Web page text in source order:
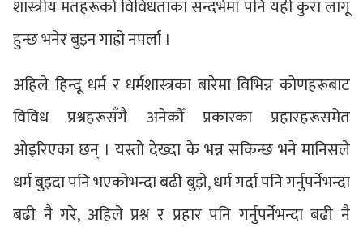
शास्त्रीय मतहरूको विविधताका सन्दर्भमा पनि यही कुरा लागू
हुन्छ भनेर बुझ्न गाह्रो नपर्ला ।
अहिले हिन्दू धर्म र धर्मशास्त्रका बारेमा विभिन्न कोणहरूबाट
विविध प्रश्नहरूसँगै अनेकौँ प्रकारका प्रहारहरूसमेत
ओइरिएका छन् । यस्तो देख्दा के भन्न सकिन्छ भने मानिसले
धर्म बुझ्दा पनि भएकोभन्दा बढी बुझे, धर्म गर्दा पनि गर्नुपर्नेभन्दा
बढी नै गरे, अहिले प्रश्न र प्रहार पनि गर्नुपर्नेभन्दा बढी नै